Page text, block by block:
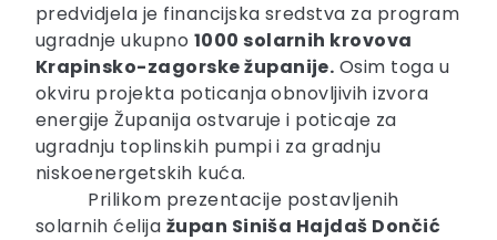
predvidjela je financijska sredstva za program
ugradnje ukupno 1000 solarnih krovova
Krapinsko-zagorske županije. Osim toga u
okviru projekta poticanja obnovljivih izvora
energije Županija ostvaruje i poticaje za
ugradnju toplinskih pumpi i za gradnju
niskoenergetskih kuća.
Prilikom prezentacije postavljenih
solarnih ćelija župan Siniša Hajdaš Dončić